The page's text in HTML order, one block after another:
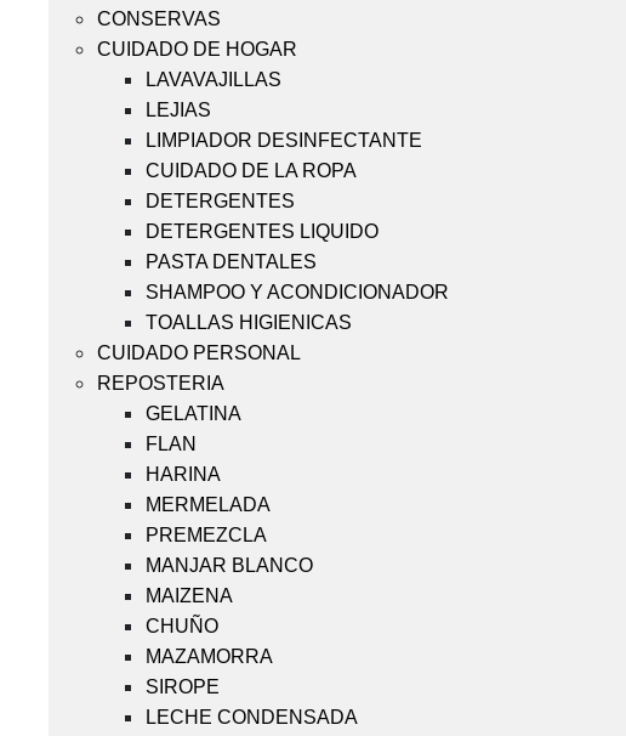
CONSERVAS
CUIDADO DE HOGAR
LAVAVAJILLAS
LEJIAS
LIMPIADOR DESINFECTANTE
CUIDADO DE LA ROPA
DETERGENTES
DETERGENTES LIQUIDO
PASTA DENTALES
SHAMPOO Y ACONDICIONADOR
TOALLAS HIGIENICAS
CUIDADO PERSONAL
REPOSTERIA
GELATINA
FLAN
HARINA
MERMELADA
PREMEZCLA
MANJAR BLANCO
MAIZENA
CHUÑO
MAZAMORRA
SIROPE
LECHE CONDENSADA